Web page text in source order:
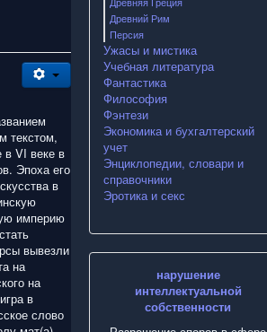
текстом,
VI веке в
Эпоха его
в
империю
вывезли
на
на
в
слово
Древний Рим
Персия
Ужасы и мистика
Учебная литература
Фантастика
Философия
Фэнтези
Экономика и бухгалтерский
учет
Энциклопедии, словари и
справочники
Эротика и секс
нарушение
интеллектуальной
собственности